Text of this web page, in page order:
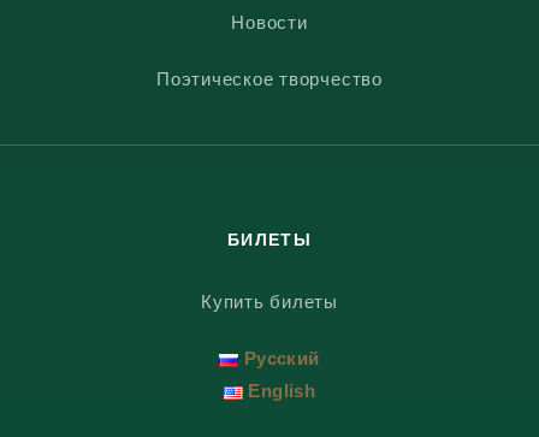
Новости
Поэтическое творчество
БИЛЕТЫ
Купить билеты
Русский
English